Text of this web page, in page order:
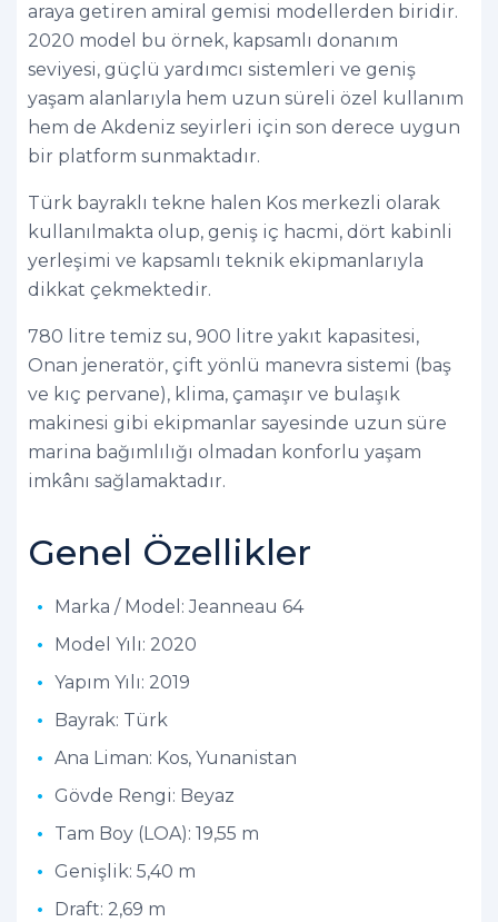
araya getiren amiral gemisi modellerden biridir.
2020 model bu örnek, kapsamlı donanım
seviyesi, güçlü yardımcı sistemleri ve geniş
yaşam alanlarıyla hem uzun süreli özel kullanım
hem de Akdeniz seyirleri için son derece uygun
bir platform sunmaktadır.
Türk bayraklı tekne halen Kos merkezli olarak
kullanılmakta olup, geniş iç hacmi, dört kabinli
yerleşimi ve kapsamlı teknik ekipmanlarıyla
dikkat çekmektedir.
780 litre temiz su, 900 litre yakıt kapasitesi,
Onan jeneratör, çift yönlü manevra sistemi (baş
ve kıç pervane), klima, çamaşır ve bulaşık
makinesi gibi ekipmanlar sayesinde uzun süre
marina bağımlılığı olmadan konforlu yaşam
imkânı sağlamaktadır.
Genel Özellikler
Marka / Model: Jeanneau 64
Model Yılı: 2020
Yapım Yılı: 2019
Bayrak: Türk
Ana Liman: Kos, Yunanistan
Gövde Rengi: Beyaz
Tam Boy (LOA): 19,55 m
Genişlik: 5,40 m
Draft: 2,69 m